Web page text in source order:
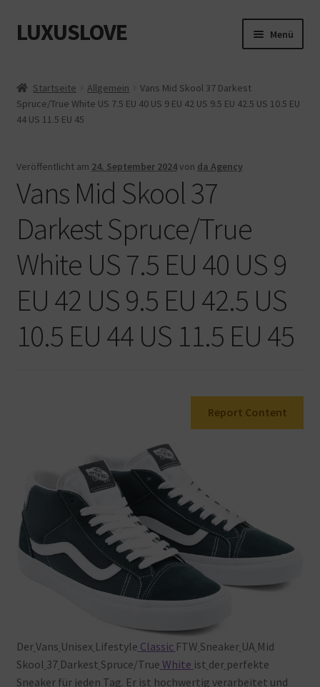
Zur
Navigation
Zum
Inhalt
LUXUSLOVE Menü
Cookie-Richtlinie (EU)
Impressum
Kasse
Mein Konto
Shop
Warenkorb
Startseite Allgemein
Vans Mid Skool 37 Darkest
Spruce/True White US 7.5 EU 40 US 9 EU 42 US 9.5 EU 42.5 US 10.5 EU
44 US 11.5 EU 45
Veröffentlicht am 24. September 2024von da Agency
Vans Mid Skool 37
Darkest Spruce/True
White US 7.5 EU 40 US 9
EU 42 US 9.5 EU 42.5 US
10.5 EU 44 US 11.5 EU 45
Report Content
DerVans Unisex Lifestyle Classic FTW Sneaker UA Mid
Skool 37 Darkest Spruce/True White ist der perfekte
Sneaker für jeden Tag. Er ist hochwertig verarbeitet und